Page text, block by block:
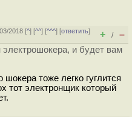
2018 [^] [^^] [^^^] [ответить]
+ / –
и будет вам
тоже легко гуглится
тот электронщик который